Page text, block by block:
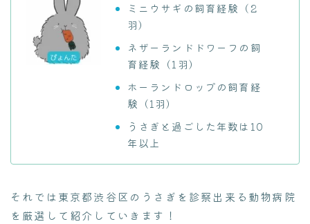
ミニウサギの飼育経験（2
羽）
ネザーランドドワーフの飼
育経験（1羽）
ホーランドロップの飼育経
験（1羽）
うさぎと過ごした年数は10
年以上
それでは東京都渋谷区のうさぎを診察出来る動物病院
を厳選して紹介していきます！